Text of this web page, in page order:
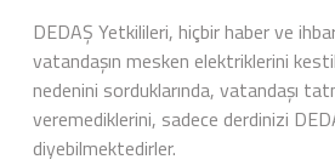
DEDAŞ Yetkilileri, hiçbirhaberve
vatandaşın mesken elektriklerini
nedenini sorduklarında, vatandaşı
veremediklerini, sadece derdinizi
diyebilmektedirler.